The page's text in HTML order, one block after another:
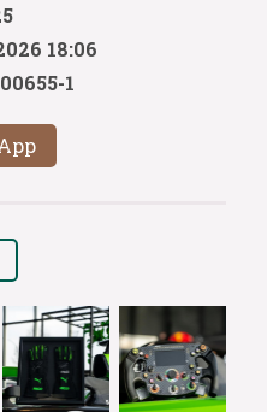
18:06
1